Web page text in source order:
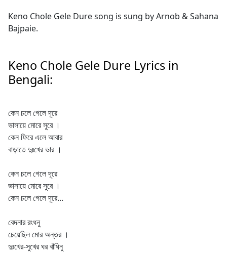
Keno Chole Gele Dure song is sung by Arnob & Sahana
Bajpaie.
Keno Chole Gele Dure Lyrics in
Bengali:
কেন চলে গেলে দূরে
ভাসায়ে মোরে সুরে ।
কেন ফিরে এলে আবার
বাড়াতে দুঃখের ভার ।
কেন চলে গেলে দূরে
ভাসায়ে মোরে সুরে ।
কেন চলে গেলে দূরে...
বেদনার রংধনু
চেয়েছিল মোর অন্তর ।
দুঃখের-সুখের ঘর বাঁধিনু